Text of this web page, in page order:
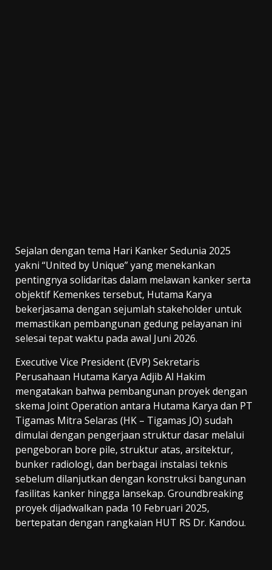
Sejalan dengan tema Hari Kanker Sedunia 2025
yakni “United by Unique” yang menekankan
pentingnya solidaritas dalam melawan kanker serta
objektif Kemenkes tersebut, Hutama Karya
bekerjasama dengan sejumlah stakeholder untuk
memastikan pembangunan gedung pelayanan ini
selesai tepat waktu pada awal Juni 2026.
Executive Vice President (EVP) Sekretaris
Perusahaan Hutama Karya Adjib Al Hakim
mengatakan bahwa pembangunan proyek dengan
skema Joint Operation antara Hutama Karya dan PT
Tigamas Mitra Selaras (HK – Tigamas JO) sudah
dimulai dengan pengerjaan struktur dasar melalui
pengeboran bore pile, struktur atas, arsitektur,
bunker radiologi, dan berbagai instalasi teknis
sebelum dilanjutkan dengan konstruksi bangunan
fasilitas kanker hingga lansekap. Groundbreaking
proyek dijadwalkan pada 10 Februari 2025,
bertepatan dengan rangkaian HUT RS Dr. Kandou.